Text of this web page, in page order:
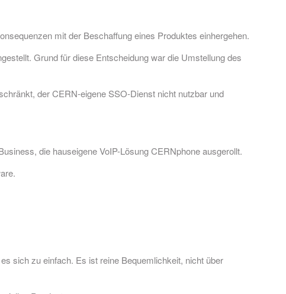
mit der Beschaffung eines Produktes einhergehen.
Grund für diese Entscheidung war die Umstellung des
der CERN-eigene SSO-Dienst nicht nutzbar und
die hauseigene VoIP-Lösung CERNphone ausgerollt.
sich zu einfach. Es ist reine Bequemlichkeit, nicht über